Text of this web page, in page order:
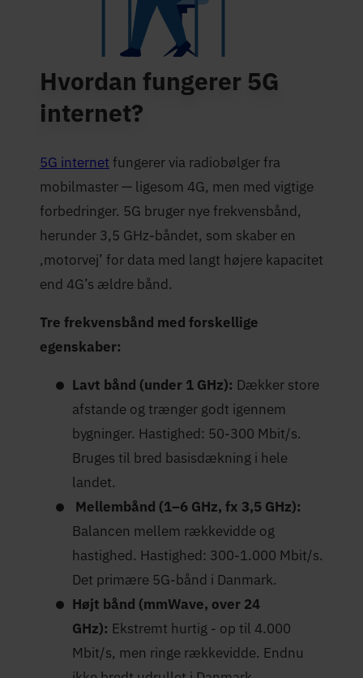
Hvordan fungerer 5G
internet?
5G internet fungerer via radiobølger fra
mobilmaster — ligesom 4G, men med vigtige
forbedringer. 5G bruger nye frekvensbånd,
herunder 3,5 GHz-båndet, som skaber en
‚motorvej’ for data med langt højere kapacitet
end 4G’s ældre bånd.
Tre frekvensbånd med forskellige
egenskaber:
Lavt bånd (under 1 GHz): Dækker store
afstande og trænger godt igennem
bygninger. Hastighed: 50-300 Mbit/s.
Bruges til bred basisdækning i hele
landet.
Mellembånd (1–6 GHz, fx 3,5 GHz):
Balancen mellem rækkevidde og
hastighed. Hastighed: 300-1.000 Mbit/s.
Det primære 5G-bånd i Danmark.
Højt bånd (mmWave, over 24
GHz): Ekstremt hurtig - op til 4.000
Mbit/s, men ringe rækkevidde. Endnu